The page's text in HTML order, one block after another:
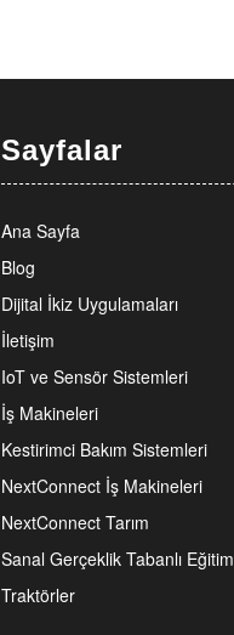
Sayfalar
Ana Sayfa
Blog
Dijital İkiz Uygulamaları
İletişim
IoT ve Sensör Sistemleri
İş Makineleri
Kestirimci Bakım Sistemleri
NextConnect İş Makineleri
NextConnect Tarım
Sanal Gerçeklik Tabanlı Eğitim
Traktörler